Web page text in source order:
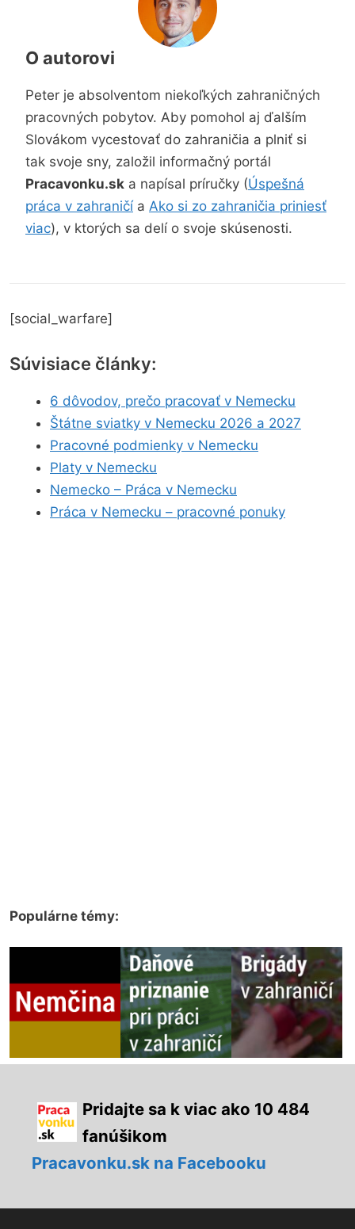
O autorovi
Peter je absolventom niekoľkých zahraničných
pracovných pobytov. Aby pomohol aj ďalším
Slovákom vycestovať do zahraničia a plniť si
tak svoje sny, založil informačný portál
Pracavonku.sk a napísal príručky (Úspešná
práca v zahraničía Ako si zo zahraničia priniesť
viac), v ktorých sa delí o svoje skúsenosti.
[social_warfare]
Súvisiace články:
6 dôvodov, prečo pracovať v Nemecku
Štátne sviatky v Nemecku 2026 a 2027
Pracovné podmienky v Nemecku
Platy v Nemecku
Nemecko – Práca v Nemecku
Práca v Nemecku – pracovné ponuky
Populárne témy:
Pridajte sa k viac ako 10 484
fanúšikom
Pracavonku.sk na Facebooku